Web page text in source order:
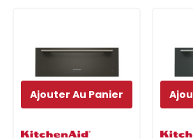
Ajouter Au Panier